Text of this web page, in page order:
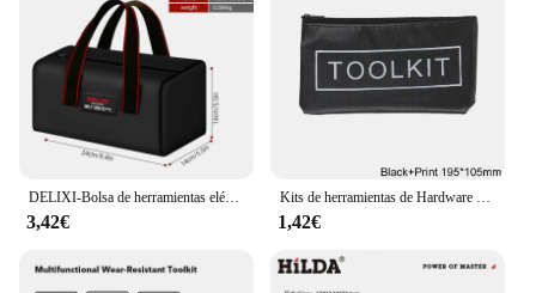
3,42€ 1,42€